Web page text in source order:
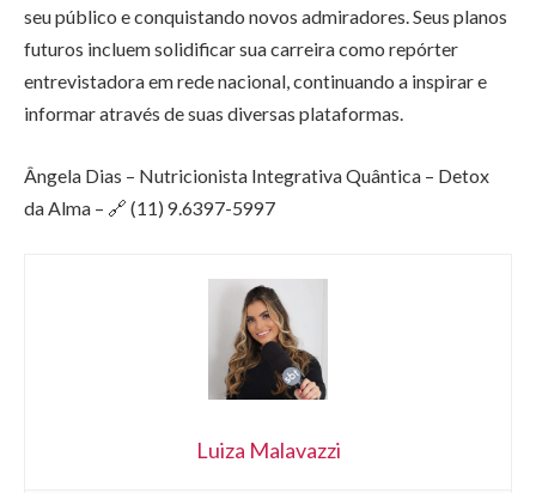
seu público e conquistando novos admiradores. Seus planos
futuros incluem solidificar sua carreira como repórter
entrevistadora em rede nacional, continuando a inspirar e
informar através de suas diversas plataformas.
Ângela Dias – Nutricionista Integrativa Quântica – Detox
da Alma – 🔗 (11) 9.6397-5997
Luiza Malavazzi